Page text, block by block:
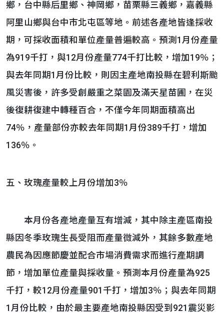
鄉，台中縣后里鄉、神岡鄉，苗栗縣三義鄉，嘉義縣
阿里山鄉與台中市北屯區等地。前述各產地皆逢採收
期，可採收面積和單位產量普遍較高。預測1月份產量
為919千打，與12月份產量774千打比較，增加19％；
與去年同期1月份比較，則因主產地南投縣在碧利斯颱
風災害後，許多受創嚴重之菜園及滿天星苗圃，在災
後復耕復建中轉種百合，不僅今年同期面積高出
74％，產量部份亦較去年同期1月份389千打，增加
136％。
五、玫瑰產量較上月份增加3％
本月份各產地產量互有增減，其中除主產區南投
縣因冬季玫瑰生長受阻而產量微減外，其餘多數產地
農民為因應節慶並配合市場消費需求而進行產期調
節，增加單位產量與採收量。預測本月份產量為925
千打，較12月份產量901千打，增加3％；與去年同期
1月份比較，由於最主要產地南投縣因受到921震災影